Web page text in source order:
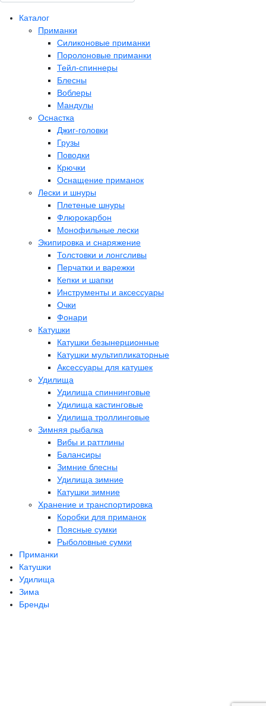
Каталог
Приманки
Силиконовые приманки
Поролоновые приманки
Тейл-спиннеры
Блесны
Воблеры
Мандулы
Оснастка
Джиг-головки
Грузы
Поводки
Крючки
Оснащение приманок
Лески и шнуры
Плетеные шнуры
Флюрокарбон
Монофильные лески
Экипировка и снаряжение
Толстовки и лонгсливы
Перчатки и варежки
Кепки и шапки
Инструменты и аксессуары
Очки
Фонари
Катушки
Катушки безынерционные
Катушки мультипликаторные
Аксессуары для катушек
Удилища
Удилища спиннинговые
Удилища кастинговые
Удилища троллинговые
Зимняя рыбалка
Вибы и раттлины
Балансиры
Зимние блесны
Удилища зимние
Катушки зимние
Хранение и транспортировка
Коробки для приманок
Поясные сумки
Рыболовные сумки
Приманки
Катушки
Удилища
Зима
Бренды